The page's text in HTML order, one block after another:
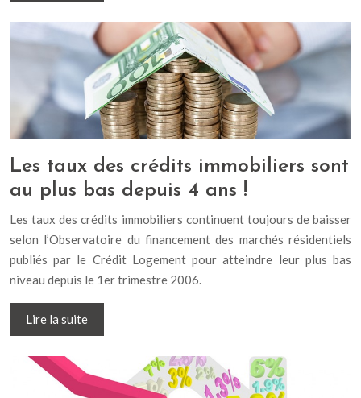
Les taux des crédits immobiliers sont
au plus bas depuis 4 ans !
Les taux des crédits immobiliers continuent toujours de baisser
selon l’Observatoire du financement des marchés résidentiels
publiés par le Crédit Logement pour atteindre leur plus bas
niveau depuis le 1er trimestre 2006.
Lire la suite